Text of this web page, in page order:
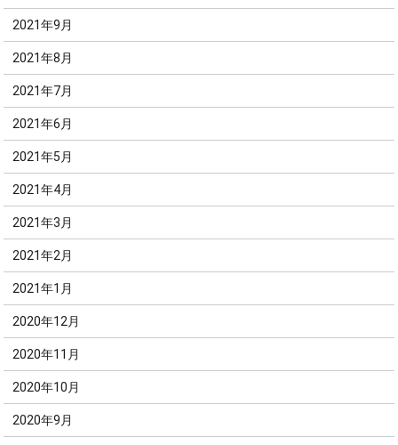
2021年9月
2021年8月
2021年7月
2021年6月
2021年5月
2021年4月
2021年3月
2021年2月
2021年1月
2020年12月
2020年11月
2020年10月
2020年9月